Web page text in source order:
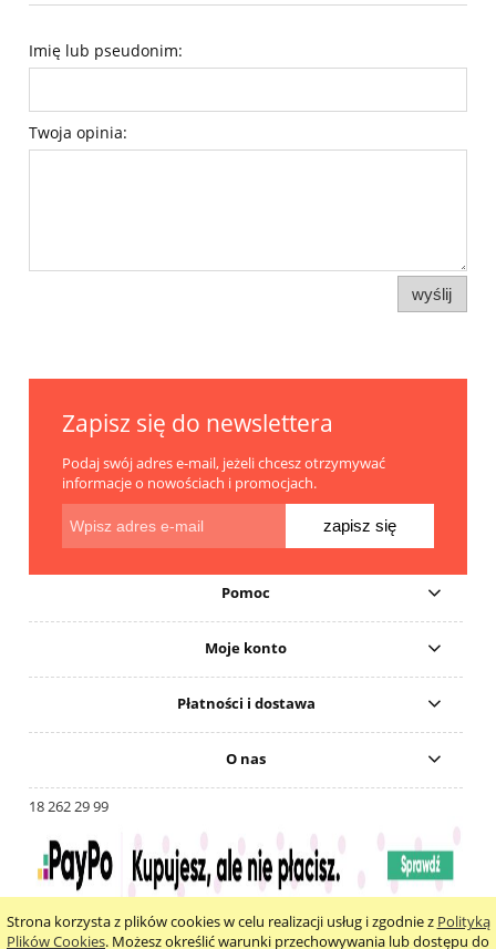
Strona korzysta z plików cookies w celu realizacji usług i zgodnie z Polityką
Plików Cookies. Możesz określić warunki przechowywania lub dostępu do
Imię lub pseudonim:
Twoja opinia:
wyślij
Zapisz się do newslettera
Podaj swój adres e-mail, jeżeli chcesz otrzymywać
informacje o nowościach i promocjach.
zapisz się
Pomoc
Moje konto
Płatności i dostawa
O nas
18 262 29 99
pokaż pełną wersję strony